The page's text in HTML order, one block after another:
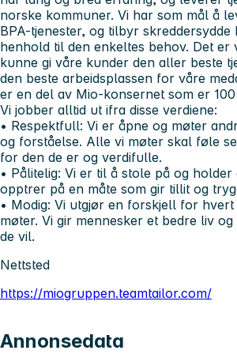
norske kommuner. Vi har som mål å
BPA-tjenester, og tilbyr skreddersydde
henhold til den enkeltes behov. Det er
kunne gi våre kunder den aller beste
den beste arbeidsplassen for våre
er en del av Mio-konsernet som er
Vi jobber alltid ut ifra disse verdiene:
• Respektfull: Vi er åpne og møter
og forståelse. Alle vi møter skal føle
for den de er og verdifulle.
• Pålitelig: Vi er til å stole på og holder
opptrer på en måte som gir tillit og
• Modig: Vi utgjør en forskjell for hvert
møter. Vi gir mennesker et bedre liv
de vil.
Nettsted
https://miogruppen.teamtailor.com/
Annonsedata